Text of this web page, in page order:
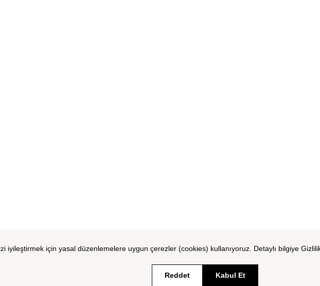
iyileştirmek için yasal düzenlemelere uygun çerezler (cookies) kullanıyoruz. Detaylı bilgiye
Reddet Kabul Et